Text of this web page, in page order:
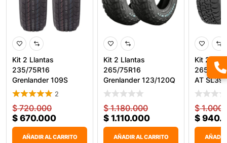
Kit 2 Llantas
235/75R16
Grenlander 109S
Maga A/T One
2
$720.000
$ 670.000
AÑADIR AL CARRITO
Kit 2 Llantas
265/75R16
Grenlander 123/120Q
Predator M/T
$1.180.000
$ 1.110.000
AÑADIR AL CARRITO
Kit 2
265/
AT
$
$
AÑADIR